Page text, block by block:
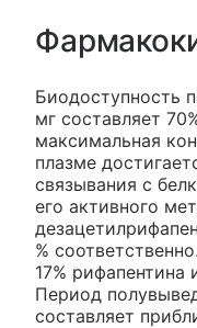
Биодоступность
мг составляет
максимальная
плазме
связывания с
его активного
%
17%
Период
составляет